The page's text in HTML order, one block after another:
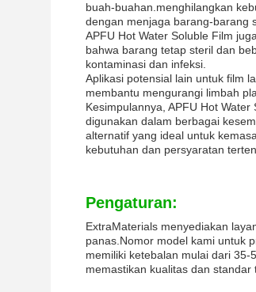
buah-buahan.menghilangkan
dengan menjaga barang-barang
APFU Hot Water Soluble Film
bahwa barang tetap steril dan
kontaminasi dan infeksi.
Aplikasi potensial lain untuk film
membantu mengurangi limbah
Kesimpulannya, APFU Hot
digunakan dalam berbagai
alternatif yang ideal untuk
kebutuhan dan persyaratan
Pengaturan:
ExtraMaterials menyediakan
panas.Nomor model kami untuk
memiliki ketebalan mulai dari 35-
memastikan kualitas dan standar